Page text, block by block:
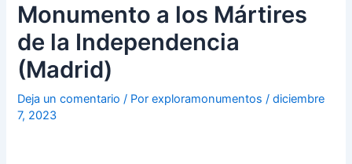
Monumento a los Mártires
de la Independencia
(Madrid)
Deja un comentario / Porexploramonumentos/diciembre
7, 2023